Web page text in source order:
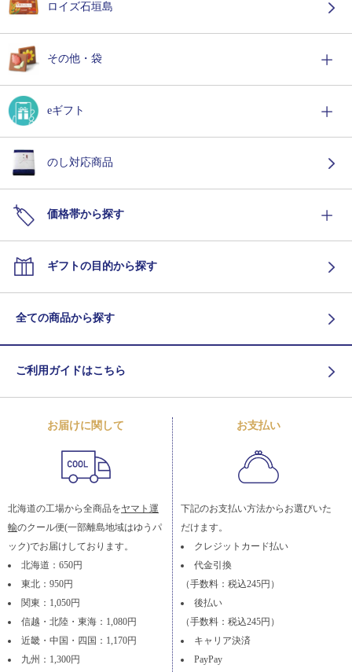
ロイズ石垣島
その他・袋
eギフト
のし対応商品
価格帯から探す
ギフトの目的から探す
全ての商品から探す
ご利用ガイドはこちら
お届けに関して
北海道の工場から全商品をヤマト運
輸のクール便(一部離島地域はゆうパ
ック)でお届けしております。
北海道：650円
東北：950円
関東：1,050円
信越・北陸・東海：1,080円
近畿・中国・四国：1,170円
九州：1,300円
お支払い
下記のお支払い方法からお選びいた
だけます。
クレジットカード払い
代金引換
（手数料：税込245円）
後払い
（手数料：税込245円）
キャリア決済
PayPay